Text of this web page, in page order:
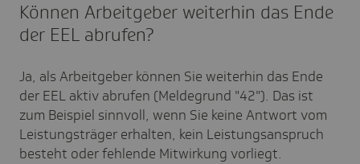
Können Arbeitgeber weiterhin das Ende
der EEL abrufen?
Ja, als Arbeitgeber können Sie weiterhin das Ende
der EEL aktiv abrufen (Meldegrund "42"). Das ist
zum Beispiel sinnvoll, wenn Sie keine Antwort vom
Leistungsträger erhalten, kein Leistungsanspruch
besteht oder fehlende Mitwirkung vorliegt.